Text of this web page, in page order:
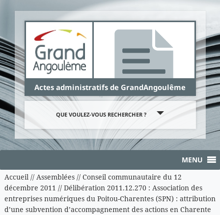
Actes administratifs de GrandAngoulême
QUE VOULEZ-VOUS RECHERCHER ?
MENU
Accueil// Assemblées// Conseil communautaire du 12
décembre 2011 // Délibération 2011.12.270 : Association des
entreprises numériques du Poitou-Charentes (SPN) : attribution
d’une subvention d’accompagnement des actions en Charente
Panneau de gestion des cookies